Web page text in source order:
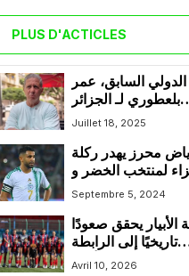
PLUS D'ACTICLES
الدولي السابق، عمر
بلعطوري لـ الجزائر
منتخبنا النسوي
أعلى بكثير من
هذه التصرفات”
Juillet 18, 2025
محرز يهدر ركلة
لمنتخب الخضر و
فرصة منح التقدم
الاستوائية
Septembre 5, 2024
الأبيار يحقق صعودًا
تاريخيًا إلى الرابطة
المحترفة الأولى
Avril 10, 2026